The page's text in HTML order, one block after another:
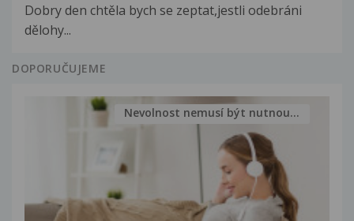
Dobry den chtěla bych se zeptat,jestli odebráni
dělohy...
DOPORUČUJEME
Nevolnost nemusí být nutnou...